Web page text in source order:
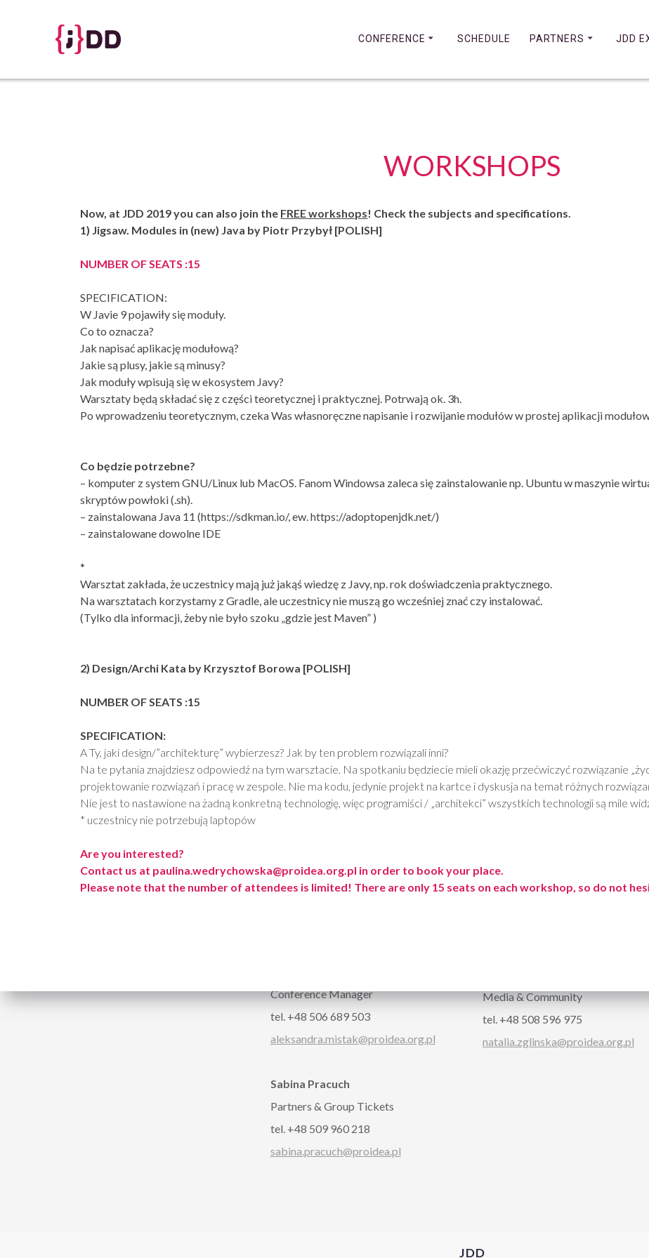
CONFERENCE SCHEDULE PARTNERS JDD
WORKSHOPS
Now, at JDD 2019 you can also join the FREE workshops! Check the subjects and specifications.
1) Jigsaw. Modules in (new) Java by Piotr Przybył [POLISH]
NUMBER OF SEATS :15
SPECIFICATION:
W Javie 9 pojawiły się moduły.
Co to oznacza?
Jak napisać aplikację modułową?
Jakie są plusy, jakie są minusy?
Jak moduły wpisują się w ekosystem Javy?
Warsztaty będą składać się z części teoretycznej i praktycznej. Potrwają ok. 3h.
Po wprowadzeniu teoretycznym, czeka Was własnoręczne napisanie i rozwijanie modułów w prostej aplikacji
Co będzie potrzebne?
– komputer z system GNU/Linux lub MacOS. Fanom Windowsa zaleca się zainstalowanie np. Ubuntu w maszynie
skryptów powłoki (.sh).
– zainstalowana Java 11 (https://sdkman.io/, ew. https://adoptopenjdk.net/)
– zainstalowane dowolne IDE
*
Warsztat zakłada, że uczestnicy mają już jakąś wiedzę z Javy, np. rok doświadczenia praktycznego.
Na warsztatach korzystamy z Gradle, ale uczestnicy nie muszą go wcześniej znać czy instalować.
(Tylko dla informacji, żeby nie było szoku „gdzie jest Maven” )
2) Design/Archi Kata by Krzysztof Borowa [POLISH]
NUMBER OF SEATS :15
SPECIFICATION:
A Ty, jaki design/”architekturę” wybierzesz? Jak by ten problem rozwiązali inni?
Na te pytania znajdziesz odpowiedź na tym warsztacie. Na spotkaniu będziecie mieli okazję przećwiczyć rozwiązanie
projektowanie rozwiązań i pracę w zespole. Nie ma kodu, jedynie projekt na kartce i dyskusja na temat różnych
Nie jest to nastawione na żadną konkretną technologię, więc programiści / „architekci” wszystkich technologii są mile
* uczestnicy nie potrzebują laptopów
Are you interested?
Contact us at paulina.wedrychowska@proidea.org.pl in order to book your place.
Please note that the number of attendees is limited! There are only 15 seats on each workshop, so do not
Conference Manager
tel. +48 506 689 503
aleksandra.mistak@proidea.org.pl
Sabina Pracuch
Partners & Group Tickets
tel. +48 509 960 218
sabina.pracuch@proidea.pl
Media & Community
tel. +48 508 596 975
natalia.zglinska@proidea.org.pl
JDD